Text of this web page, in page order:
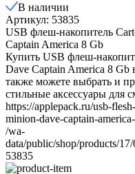
В наличии
Артикул: 53835
USB флеш-накопитель
Captain America 8 Gb
Купить USB флеш-
Dave Captain America 8
также можете выбрать и
стильные аксессуары для
https://applepack.ru/usb-
minion-dave-captain-
/wa-
data/public/shop/products/
53835